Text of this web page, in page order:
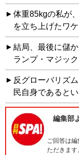
体重85kgの私が
を立ち上げたワケ
結局、最後に儲
ランプ・マジッ
反グローバリズ
民自身であると